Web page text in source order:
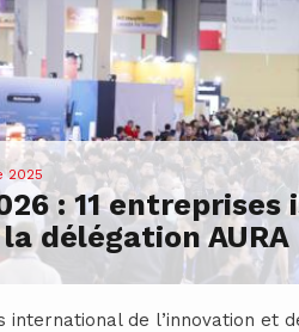
2025
: 11 entreprises
délégation AURA
international de l’innovation et